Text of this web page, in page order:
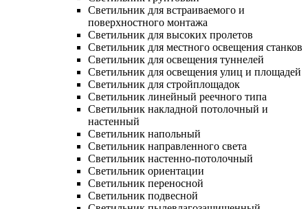
Светильник для встраиваемого и
поверхностного монтажа
Светильник для высоких пролетов
Светильник для местного освещения станков
Светильник для освещения туннелей
Светильник для освещения улиц и площадей
Светильник для стройплощадок
Светильник линейный реечного типа
Светильник накладной потолочный и
настенный
Светильник напольный
Светильник направленного света
Светильник настенно-потолочный
Светильник ориентации
Светильник переносной
Светильник подвесной